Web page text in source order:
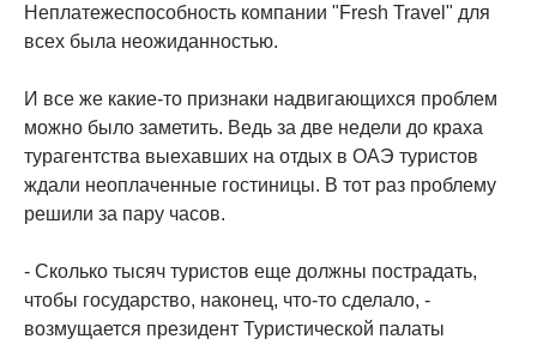
Неплатежеспособность компании "Fresh Travel" для
всех была неожиданностью.
И все же какие-то признаки надвигающихся проблем
можно было заметить. Ведь за две недели до краха
турагентства выехавших на отдых в ОАЭ туристов
ждали неоплаченные гостиницы. В тот раз проблему
решили за пару часов.
- Сколько тысяч туристов еще должны пострадать,
чтобы государство, наконец, что-то сделало, -
возмущается президент Туристической палаты